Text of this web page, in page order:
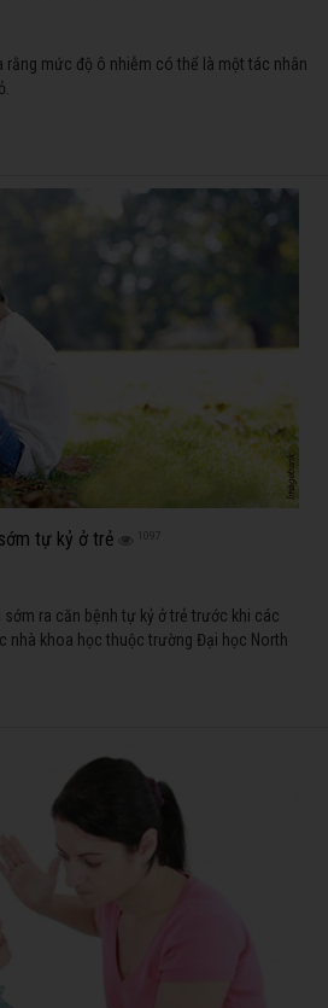
rằng mức độ ô nhiễm có thể là một tác nhân
tự kỷ ở trẻ 1097
ra căn bệnh tự kỷ ở trẻ trước khi các
nhà khoa học thuộc trường Đại học North